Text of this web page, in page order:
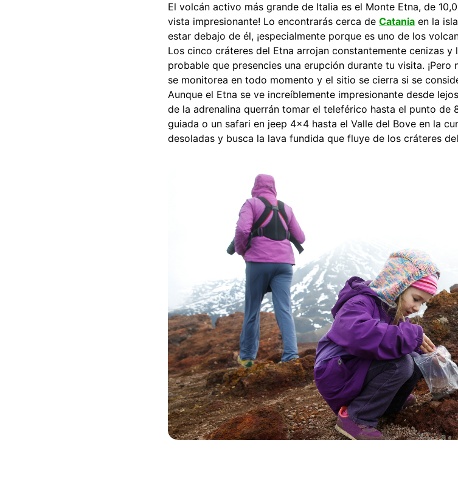
El volcán activo más grande de Italia es el Monte Etna, de
vista impresionante! Lo encontrarás cerca de Catania en la
estar debajo de él, ¡especialmente porque es uno de los
Los cinco cráteres del Etna arrojan constantemente cenizas y
probable que presencies una erupción durante tu visita.
se monitorea en todo momento y el sitio se cierra si se
Aunque el Etna se ve increíblemente impresionante desde
de la adrenalina querrán tomar el teleférico hasta el punto de
guiada o un safari en jeep 4×4 hasta el Valle del Bove en la
desoladas y busca la lava fundida que fluye de los cráteres